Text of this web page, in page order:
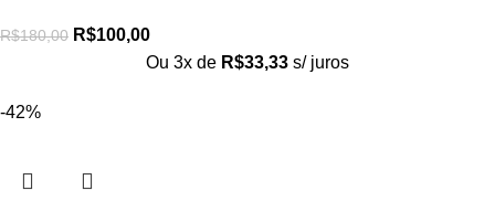
R$180,00 R$100,00
Ou 3x de R$33,33 s/ juros
-42%